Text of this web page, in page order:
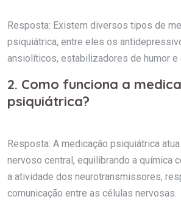
Resposta: Existem diversos tipos de
psiquiátrica, entre eles os
ansiolíticos, estabilizadores de humor e
2. Como funciona a
psiquiátrica?
Resposta: A medicação psiquiátrica
nervoso central, equilibrando a química
a atividade dos neurotransmissores,
comunicação entre as células nervosas.